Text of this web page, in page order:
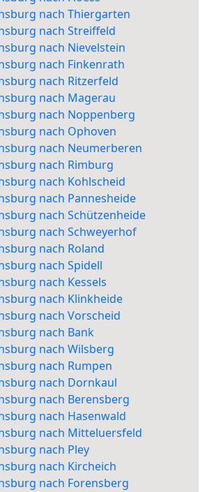
nach Thiergarten
nach Streiffeld
nach Nievelstein
nach Finkenrath
nach Ritzerfeld
nach Magerau
nach Noppenberg
nach Ophoven
nach Neumerberen
nach Rimburg
nach Kohlscheid
nach Pannesheide
nach Schützenheide
nach Schweyerhof
nach Roland
nach Spidell
nach Kessels
nach Klinkheide
nach Vorscheid
nach Bank
nach Wilsberg
nach Rumpen
nach Dornkaul
nach Berensberg
nach Hasenwald
nach Mitteluersfeld
nach Pley
nach Kircheich
nach Forensberg